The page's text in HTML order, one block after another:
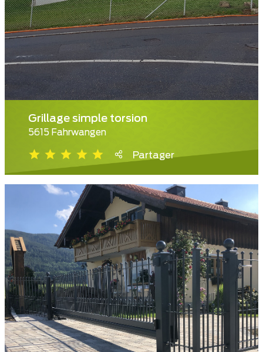
Grillage simple torsion
5615 Fahrwangen
Partager